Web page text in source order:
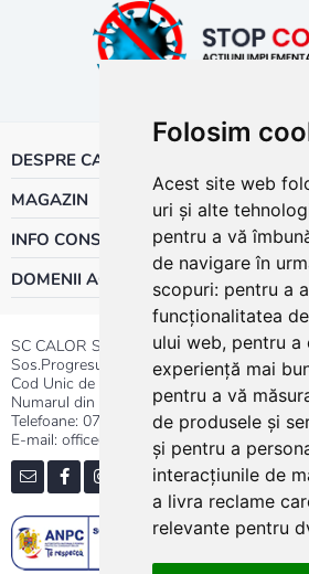
Folosim
Acest site web
uri și alte
pentru a vă
de navigare în
scopuri: pentru a
funcționalitatea
ului web, pentru a
experiență mai
pentru a vă
de produsele și
și pentru a
interacțiunile de
a livra reclame
relevante pentru
DESPRE CALOR
MAGAZIN
INFO CONSUMATOR
DOMENII ACTIVITATE
SC CALOR SRL
Sos.Progresului nr.30-40, Sector 5,
Cod Unic de Inregistrare: RO 3004724
Numarul din Registrul Comertului:J40/
Telefoane: 0737.23.44.44|021.411.44.44
E-mail: office@calor.ro